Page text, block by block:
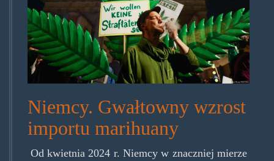
Niemcy. Gwałtowny wzrost
importu marihuany
Od kwietnia 2024 r. Niemcy w znaczniej mierze